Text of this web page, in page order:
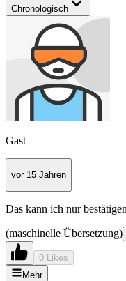
Chronologisch
Gast
vor 15 Jahren
Das kann ich nur
(maschinelle Übersetzung)
0 Likes
Mehr